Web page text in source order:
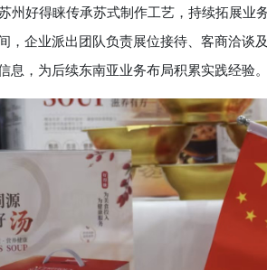
好得睐传承苏式制作工艺，持续拓展业
，企业派出团队负责展位接待、客商洽谈
息，为后续东南亚业务布局积累实践经验